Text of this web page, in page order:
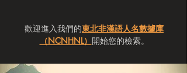
歡迎進入我們的東北非漢語人名數據庫
（NCNHNL） 開始您的檢索。